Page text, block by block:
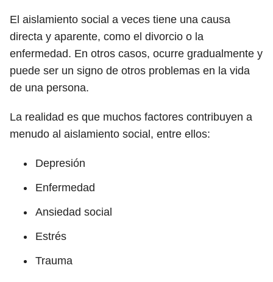
El aislamiento social a veces tiene una causa
directa y aparente, como el divorcio o la
enfermedad. En otros casos, ocurre gradualmente y
puede ser un signo de otros problemas en la vida
de una persona.
La realidad es que muchos factores contribuyen a
menudo al aislamiento social, entre ellos:
Depresión
Enfermedad
Ansiedad social
Estrés
Trauma